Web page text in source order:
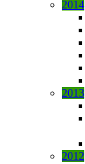
2014
2013
2012